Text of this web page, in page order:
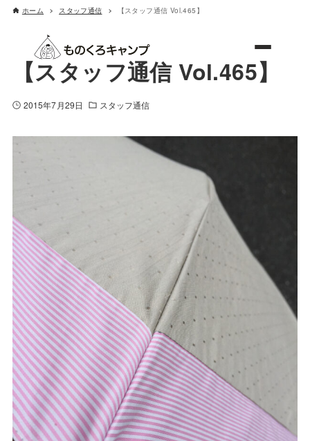
ホーム スタッフ通信 【スタッフ通信 Vol.465】
【スタッフ通信 Vol.465】
2015年7月29日 スタッフ通信